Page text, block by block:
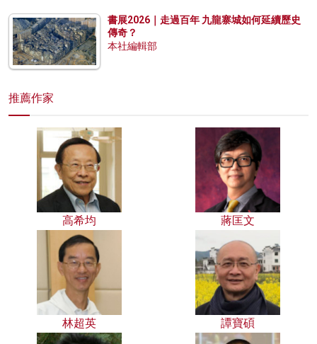
書展2026｜走過百年 九龍寨城如何延續歷史
傳奇？
本社編輯部
推薦作家
高希均 蔣匡文
林超英 譚寶碩